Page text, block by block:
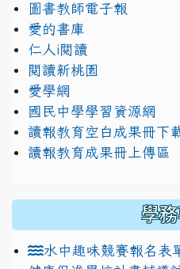
圖書教師電子報
愛的書庫
仁人i閱讀
閱讀新桃園
愛學網
國民中學學習資源網
讀報教育空白成果冊下
讀報教育成果冊上傳區
學
水中趣味競賽報名表